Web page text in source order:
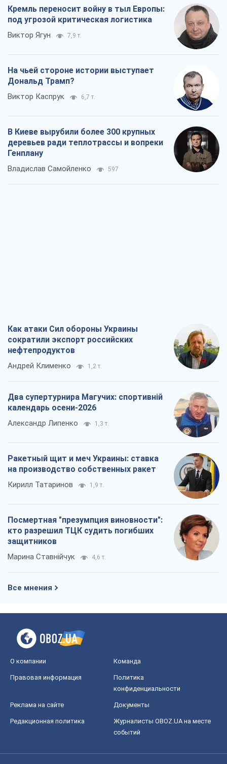
Кремль переносит войну в тыл Европы:
под угрозой критическая логистика
Виктор Ягун 7,9 т.
На чьей стороне истории выступает
Дональд Трамп?
Виктор Каспрук 6,7 т.
В Киеве вырубили более 300 крупных
деревьев ради теплотрассы и вопреки
Генплану
Владислав Самойленко 597
Как атаки Сил обороны Украины
сократили экспорт российских
нефтепродуктов
Андрей Клименко 1,2 т.
Два супертурнира Магучих: спортивній
календарь осени-2026
Александр Липенко 1,3 т.
Ракетный щит и меч Украины: ставка
на производство собственных ракет
Кирилл Татаринов 1,9 т.
Посмертная "презумпция виновности":
кто разрешил ТЦК судить погибших
защитников
Марина Ставнійчук 4,6 т.
Все мнения
О компании Команда
Правовая информация
Политика
конфиденциальности
Реклама на сайте Документы
Редакционная политика
Журналисты OBOZ.UA на месте
событий